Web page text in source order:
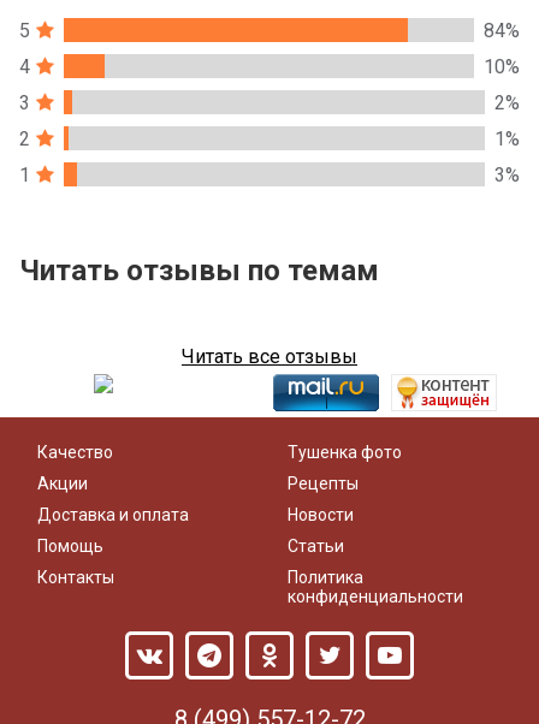
5
84%
4
10%
3
2%
2
1%
1
3%
Читать отзывы по темам
Читать все отзывы
Качество
Акции
Доставка и оплата
Помощь
Контакты
Тушенка фото
Рецепты
Новости
Статьи
Политика
конфиденциальности